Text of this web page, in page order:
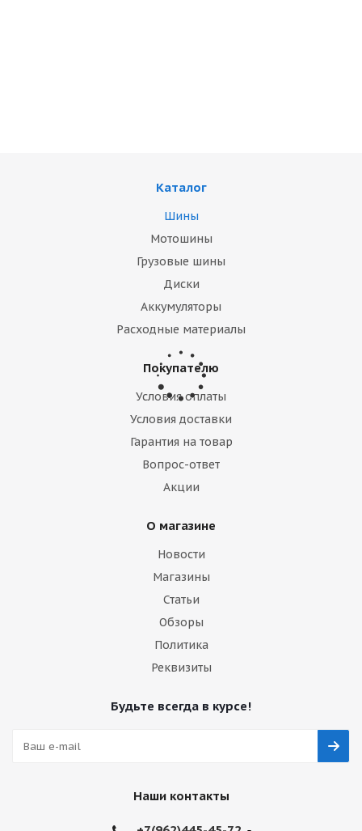
Подробнее
РАСШИРЕННАЯ ГАРАНТИЯ
FORMULA 175/65 R14 82 T Formula Ice Friction XL
Подробнее
PIRELLI 175/65 R14 82 T Winter Ice FR TL Автошина
Каталог
Шины
Мотошины
Грузовые шины
Диски
Аккумуляторы
Расходные материалы
Покупателю
Условия оплаты
Условия доставки
Гарантия на товар
Вопрос-ответ
Акции
О магазине
Новости
Магазины
Статьи
Обзоры
Политика
Реквизиты
Будьте всегда в курсе!
Наши контакты